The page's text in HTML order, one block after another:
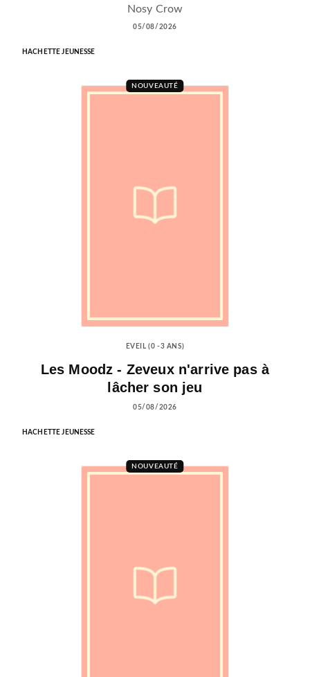
Nosy Crow
05/08/2026
HACHETTE JEUNESSE
NOUVEAUTÉ
EVEIL (0 -3 ANS)
Les Moodz - Zeveux n'arrive pas à
lâcher son jeu
05/08/2026
HACHETTE JEUNESSE
NOUVEAUTÉ